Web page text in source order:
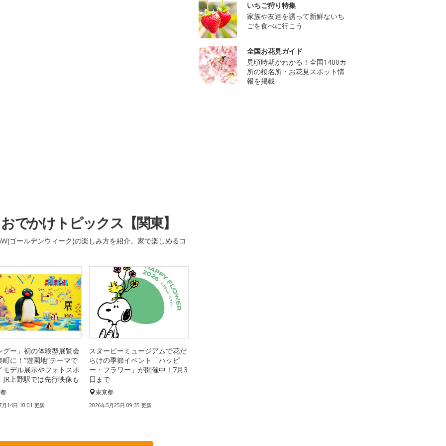
でかけトピックス【関東】
ゴールデンウィーク)の楽しみ方を紹介。家で楽しめるコ
グー」初の体験型展覧会
町に！“遊園地”テーマで
モデル展示やフォトスポ
JR上野駅では先行映像も
月14日 10:01 更新
スヌーピーミュージアムで花だ
らけの季節イベント「ハッピ
ー・フラワー」が開催中！7月3
日まで
東京都
2026年5月25日 09:35 更新
いちご狩り特集
家族や友達を誘って新鮮ないち
ごを食べに行こう
全国お花見ガイド
見頃時期がわかる！全国1400カ
所の桜名所・お花見スポット情
報を掲載